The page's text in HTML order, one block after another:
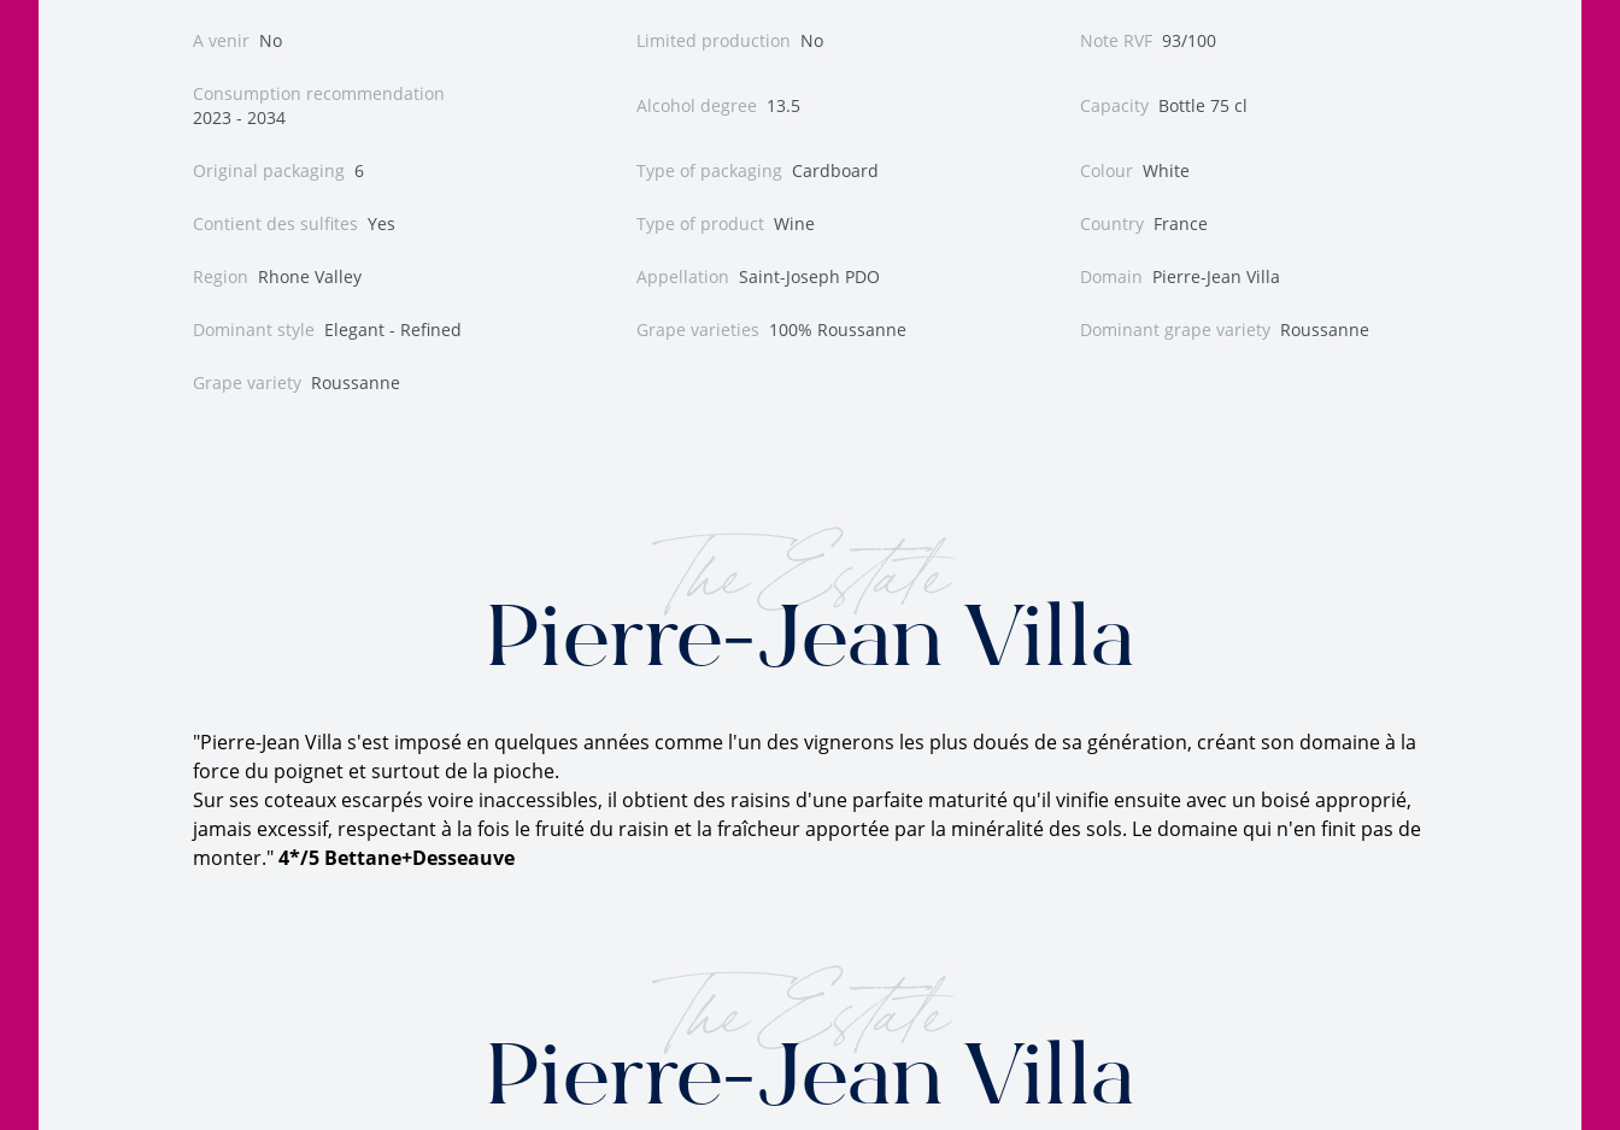
A venir No Limited production No Note RVF 93/100
Consumption recommendation
2023 - 2034
Alcohol degree 13.5 Capacity Bottle 75 cl
Original packaging 6 Type of packaging Cardboard Colour White
Contient des sulfites Yes Type of product Wine Country France
Region Rhone Valley Appellation Saint-Joseph PDO Domain Pierre-Jean Villa
Dominant style Elegant - Refined Grape varieties 100% Roussanne Dominant grape variety Roussanne
Grape variety Roussanne
The Estate
Pierre-Jean Villa
"Pierre-Jean Villa s'est imposé en quelques années comme l'un des vignerons les plus doués de sa génération, créant son domaine à la
force du poignet et surtout de la pioche.
Sur ses coteaux escarpés voire inaccessibles, il obtient des raisins d'une parfaite maturité qu'il vinifie ensuite avec un boisé approprié,
jamais excessif, respectant à la fois le fruité du raisin et la fraîcheur apportée par la minéralité des sols. Le domaine qui n'en finit pas de
monter."4*/5 Bettane+Desseauve
The Estate
Pierre-Jean Villa